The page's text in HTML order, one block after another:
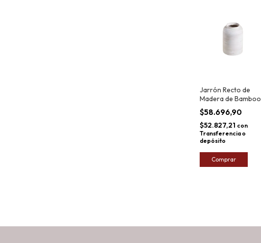
Jarrón Recto de
Madera de Bamboo
Thai 30x19cm
$58.696,90
$52.827,21 con
Transferencia o
depósito
Comprar